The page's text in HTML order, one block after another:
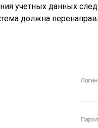
учетных данных
должна